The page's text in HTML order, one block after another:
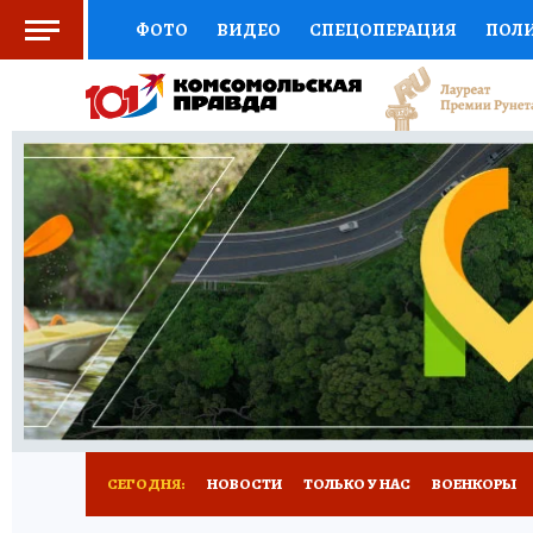
ФОТО ВИДЕО СПЕЦОПЕРАЦИЯ
СОЦПОДДЕРЖКА НАУКА СПОРТ
ВЫБОР ЭКСПЕРТОВ ДОКТОР
КНИЖНАЯ ПОЛКА ПРОГНОЗЫ НА СПОРТ
ПРЕСС-ЦЕНТР НЕДВИЖИМОСТЬ
РАДИО КП РЕКЛАМА ОБЪЯВЛЕНИЯ
СЕГОДНЯ: НОВОСТИ ТОЛЬКО У НАС ВОЕНКОРЫ